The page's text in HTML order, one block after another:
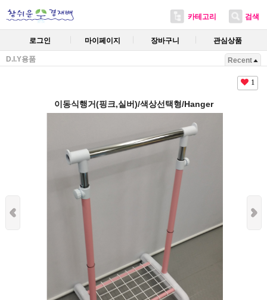
카테고리 검색
로그인 마이페이지 장바구니 관심상품
D.I.Y용품 Recent
1
이동식행거(핑크,실버)/색상선택형/Hanger